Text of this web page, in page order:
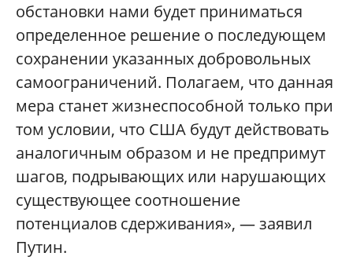
обстановки нами будет приниматься
определенное решение о последующем
сохранении указанных добровольных
самоограничений. Полагаем, что данная
мера станет жизнеспособной только при
том условии, что США будут действовать
аналогичным образом и не предпримут
шагов, подрывающих или нарушающих
существующее соотношение
потенциалов сдерживания», — заявил
Путин.